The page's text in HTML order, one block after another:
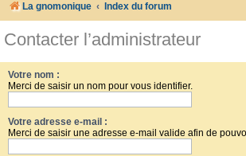
La gnomonique Index du forum
Contacter l’administrateur
Votre nom :
Merci de saisir un nom pour vous identifier.
Votre adresse e-mail :
Merci de saisir une adresse e-mail valide afin de